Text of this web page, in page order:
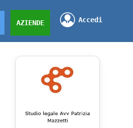
Accedi
AZIENDE